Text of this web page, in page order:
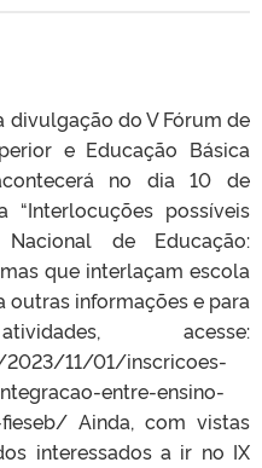
divulgação do V Fórum de
e Educação Básica
no dia 10 de
“Interlocuções possíveis
de Educação:
que interlaçam escola
outras informações e para
acesse:
11/01/inscricoes-
entre-ensino-
Ainda, com vistas
interessados a ir no IX